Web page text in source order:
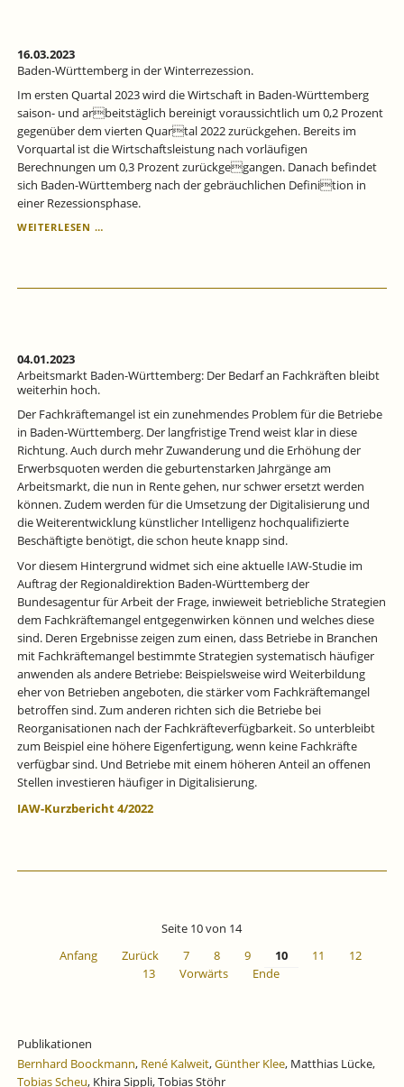
16.03.2023
Baden-Württemberg in der Winterrezession.
Im ersten Quartal 2023 wird die Wirtschaft in Baden-Württemberg
saison- und arbeitstäglich bereinigt voraussichtlich um 0,2 Prozent
gegenüber dem vierten Quartal 2022 zurückgehen. Bereits im
Vorquartal ist die Wirtschaftsleistung nach vorläufigen
Berechnungen um 0,3 Prozent zurückgegangen. Danach befindet
sich Baden-Württemberg nach der gebräuchlichen Definition in
einer Rezessionsphase.
WEITERLESEN …
WINTERREZESSION.
04.01.2023
Arbeitsmarkt Baden-Württemberg: Der Bedarf an Fachkräften bleibt
weiterhin hoch.
Der Fachkräftemangel ist ein zunehmendes Problem für die Betriebe
in Baden‐Württemberg. Der langfristige Trend weist klar in diese
Richtung. Auch durch mehr Zuwanderung und die Erhöhung der
Erwerbsquoten werden die geburtenstarken Jahrgänge am
Arbeitsmarkt, die nun in Rente gehen, nur schwer ersetzt werden
können. Zudem werden für die Umsetzung der Digitalisierung und
die Weiterentwicklung künstlicher Intelligenz hochqualifizierte
Beschäftigte benötigt, die schon heute knapp sind.
Vor diesem Hintergrund widmet sich eine aktuelle IAW-Studie im
Auftrag der Regionaldirektion Baden‐Württemberg der
Bundesagentur für Arbeit der Frage, inwieweit betriebliche Strategien
dem Fachkräftemangel entgegenwirken können und welches diese
sind. Deren Ergebnisse zeigen zum einen, dass Betriebe in Branchen
mit Fachkräftemangel bestimmte Strategien systematisch häufiger
anwenden als andere Betriebe: Beispielsweise wird Weiterbildung
eher von Betrieben angeboten, die stärker vom Fachkräftemangel
betroffen sind. Zum anderen richten sich die Betriebe bei
Reorganisationen nach der Fachkräfteverfügbarkeit. So unterbleibt
zum Beispiel eine höhere Eigenfertigung, wenn keine Fachkräfte
verfügbar sind. Und Betriebe mit einem höheren Anteil an offenen
Stellen investieren häufiger in Digitalisierung.
IAW-Kurzbericht 4/2022
Seite 10 von 14
Anfang
Zurück 7 8 9 10 11
12
13
Vorwärts Ende
Publikationen
Bernhard Boockmann, René Kalweit,Günther Klee, Matthias Lücke,
Tobias Scheu, Khira Sippli, Tobias Stöhr